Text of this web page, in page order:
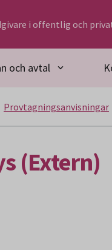
i offentlig och
och avtal
Provtagningsanvisningar
(Extern)